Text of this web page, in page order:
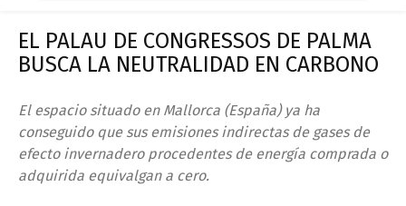
EL PALAU DE CONGRESSOS DE PALMA
BUSCA LA NEUTRALIDAD EN CARBONO
El espacio situado en Mallorca (España) ya ha
conseguido que sus emisiones indirectas de gases de
efecto invernadero procedentes de energía comprada o
adquirida equivalgan a cero.